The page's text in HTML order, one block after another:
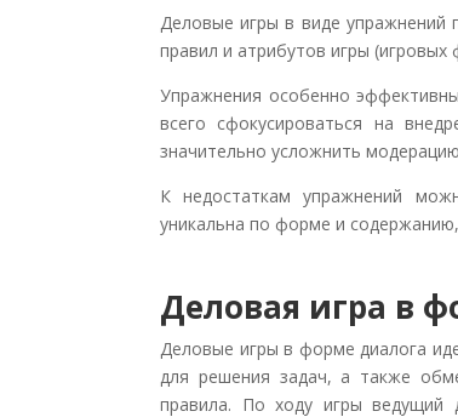
Деловые игры в виде упражнений
правил и атрибутов игры (игровых
Упражнения особенно
всего сфокусироваться на
значительно усложнить
К недостаткам упражнений
уникальна по форме и
Деловая игра в
Деловые игры в форме диалога
для решения задач, а также
правила. По ходу игры ведущий